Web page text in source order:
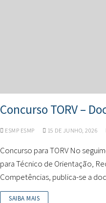
Concurso TORV –
ESMP ESMP 15 DE JUNHO, 2026
Concurso para TORV No
para Técnico de Orientação,
Competências, publica-se a
SAIBA MAIS